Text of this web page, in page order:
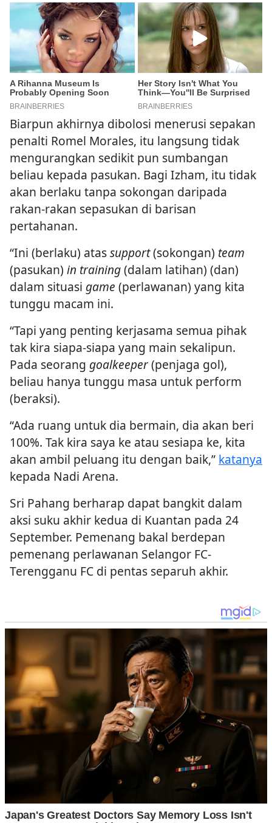
Biarpun akhirnya dibolosi menerusi sepakan
penalti Romel Morales, itu langsung tidak
mengurangkan sedikit pun sumbangan
beliau kepada pasukan. Bagi Izham, itu tidak
akan berlaku tanpa sokongan daripada
rakan-rakan sepasukan di barisan
pertahanan.
“Ini (berlaku) atassupport(sokongan) team
(pasukan) in training(dalam latihan) (dan)
dalam situasi game (perlawanan) yang kita
tunggu macam ini.
“Tapi yang penting kerjasama semua pihak
tak kira siapa-siapa yang main sekalipun.
Pada seorang goalkeeper(penjaga gol),
beliau hanya tunggu masa untuk perform
(beraksi).
“Ada ruang untuk dia bermain, dia akan beri
100%. Tak kira saya ke atau sesiapa ke, kita
akan ambil peluang itu dengan baik,” katanya
kepada Nadi Arena.
Sri Pahang berharap dapat bangkit dalam
aksi suku akhir kedua di Kuantan pada 24
September. Pemenang bakal berdepan
pemenang perlawanan Selangor FC-
Terengganu FC di pentas separuh akhir.